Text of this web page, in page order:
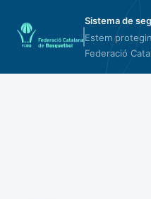
Sistema de
Estem
Federació